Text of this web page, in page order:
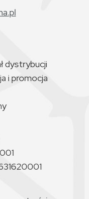
dystrybucji
i promocja